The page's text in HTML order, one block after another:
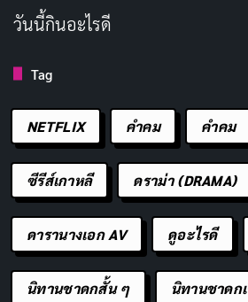
วันนี้กินอะไรดี
Tag
NETFLIX คำคม คําคม
ซีรีส์เกาหลี ดราม่า (DRAMA)
ดารานางเอก AV ดูอะไรดี
นิทานชาดกสั้น ๆ นิทานชาดก